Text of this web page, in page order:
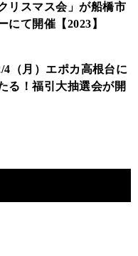
リスマス会」が船橋市
にて開催【2023】
4（月）エポカ高根台に
る！福引大抽選会が開